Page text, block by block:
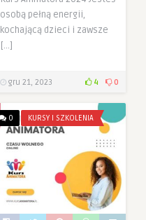
osobą pełną energii,
kochającą dzieci i zawsze
[…]
gru 21, 2023 4 0
0 KURSY I SZKOLENIA